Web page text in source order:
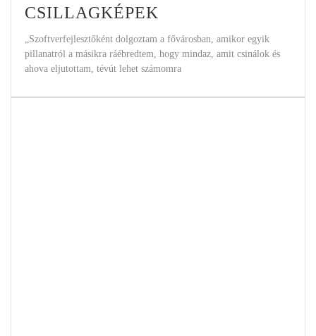
CSILLAGKÉPEK
„Szoftverfejlesztőként dolgoztam a fővárosban, amikor egyik
pillanatról a másikra ráébredtem, hogy mindaz, amit csinálok és
ahova eljutottam, tévút lehet számomra